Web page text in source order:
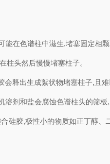
在色谱柱中滋生,堵塞固定相颗
头然后慢慢堵塞柱子。
释出生成絮状物堵塞柱子,且难
剂和盐会腐蚀色谱柱头的筛板,
硅胶,极性小的物质如正丁醇、